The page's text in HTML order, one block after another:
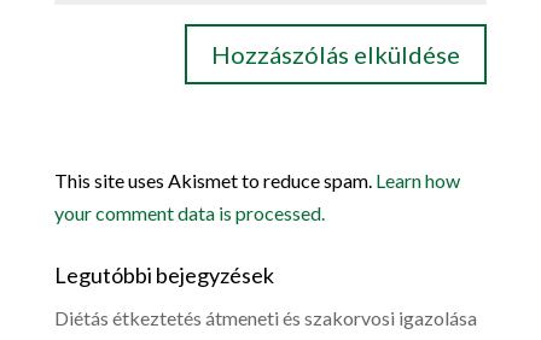
This site uses Akismet to reduce spam. Learn how
your comment data is processed.
Legutóbbi bejegyzések
Diétás étkeztetés átmeneti és szakorvosi igazolása